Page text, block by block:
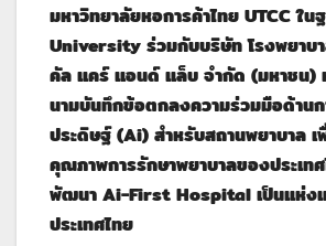
มหาวิทยาลัยหอการค้าไทย UTCC ใ
University ร่วมกับบริษัท โรงพยาบ
คัล แคร์ แอนด์ แล็บ จำกัด (มหาชน)
นามบันทึกข้อตกลงความร่วมมือด้า
ประดิษฐ์ (Ai) สำหรับสถานพยาบาล
คุณภาพการรักษาพยาบาลของประเท
พัฒนา Ai-First Hospital เป็นแห่ง
ประเทศไทย